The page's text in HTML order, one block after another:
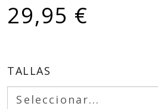
29,95 €
TALLAS